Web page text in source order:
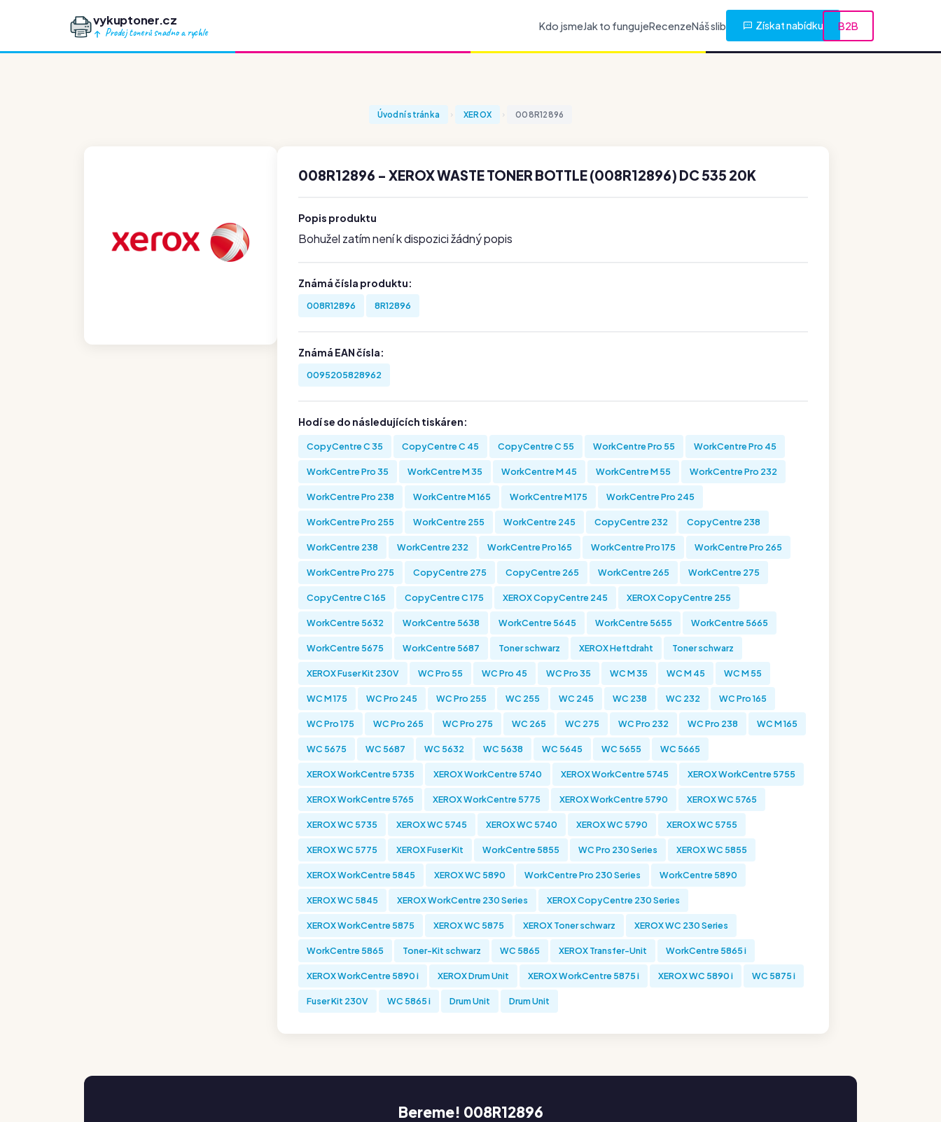
vykuptoner.cz
Prodej tonerů snadno a rychle
Kdo jsmeJak to fungujeRecenzeNáš slib Získat nabídku B2B
Úvodní stránka XEROX 008R12896
008R12896 - XEROX WASTE TONER BOTTLE (008R12896) DC 535 20K
Popis produktu
Bohužel zatím není k dispozici žádný popis
Známá čísla produktu:
008R12896 8R12896
Známá EAN čísla:
0095205828962
Hodí se do následujících tiskáren:
CopyCentre C 35 CopyCentre C 45 CopyCentre C 55 WorkCentre Pro 55 WorkCentre Pro 45
WorkCentre Pro 35 WorkCentre M 35 WorkCentre M 45 WorkCentre M 55 WorkCentre Pro 232
WorkCentre Pro 238 WorkCentre M 165 WorkCentre M 175 WorkCentre Pro 245
WorkCentre Pro 255 WorkCentre 255 WorkCentre 245 CopyCentre 232 CopyCentre 238
WorkCentre 238 WorkCentre 232 WorkCentre Pro 165 WorkCentre Pro 175 WorkCentre Pro 265
WorkCentre Pro 275 CopyCentre 275 CopyCentre 265 WorkCentre 265 WorkCentre 275
CopyCentre C 165 CopyCentre C 175 XEROX CopyCentre 245 XEROX CopyCentre 255
WorkCentre 5632 WorkCentre 5638 WorkCentre 5645 WorkCentre 5655 WorkCentre 5665
WorkCentre 5675 WorkCentre 5687 Toner schwarz XEROX Heftdraht Toner schwarz
XEROX Fuser Kit 230V WC Pro 55 WC Pro 45 WC Pro 35 WC M 35 WC M 45 WC M 55
WC M 175 WC Pro 245 WC Pro 255 WC 255 WC 245 WC 238 WC 232 WC Pro 165
WC Pro 175 WC Pro 265 WC Pro 275 WC 265 WC 275 WC Pro 232 WC Pro 238 WC M 165
WC 5675 WC 5687 WC 5632 WC 5638 WC 5645 WC 5655 WC 5665
XEROX WorkCentre 5735 XEROX WorkCentre 5740 XEROX WorkCentre 5745 XEROX WorkCentre 5755
XEROX WorkCentre 5765 XEROX WorkCentre 5775 XEROX WorkCentre 5790 XEROX WC 5765
XEROX WC 5735 XEROX WC 5745 XEROX WC 5740 XEROX WC 5790 XEROX WC 5755
XEROX WC 5775 XEROX Fuser Kit WorkCentre 5855 WC Pro 230 Series XEROX WC 5855
XEROX WorkCentre 5845 XEROX WC 5890 WorkCentre Pro 230 Series WorkCentre 5890
XEROX WC 5845 XEROX WorkCentre 230 Series XEROX CopyCentre 230 Series
XEROX WorkCentre 5875 XEROX WC 5875 XEROX Toner schwarz XEROX WC 230 Series
WorkCentre 5865 Toner-Kit schwarz WC 5865 XEROX Transfer-Unit WorkCentre 5865 i
XEROX WorkCentre 5890 i XEROX Drum Unit XEROX WorkCentre 5875 i XEROX WC 5890 i WC 5875 i
Fuser Kit 230V WC 5865 i Drum Unit Drum Unit
Bereme! 008R12896